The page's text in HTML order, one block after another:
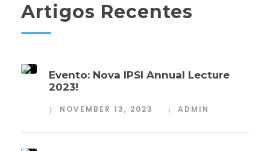
Artigos Recentes
Evento: Nova IPSI Annual Lecture
2023!
NOVEMBER 13, 2023 ADMIN